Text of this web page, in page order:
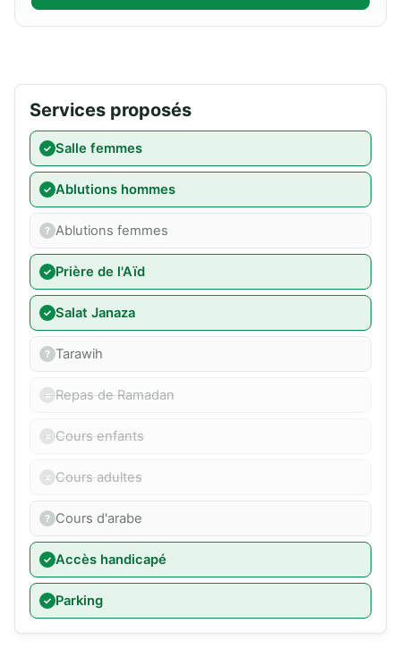
Services proposés
Salle femmes
Ablutions hommes
Ablutions femmes
Prière de l'Aïd
Salat Janaza
Tarawih
Repas de Ramadan
Cours enfants
Cours adultes
Cours d'arabe
Accès handicapé
Parking